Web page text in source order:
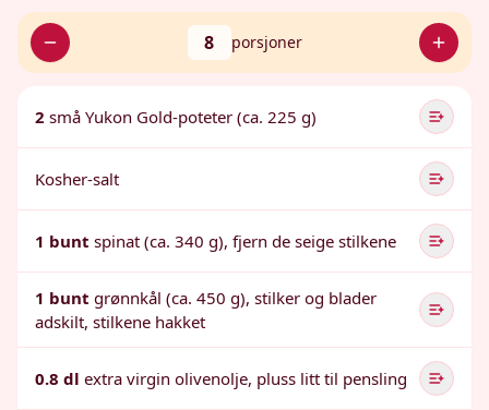
8 porsjoner
2 små Yukon Gold-poteter (ca. 225 g)
Kosher-salt
1 bunt spinat (ca. 340 g), fjern de seige stilkene
1 bunt grønnkål (ca. 450 g), stilker og blader
adskilt, stilkene hakket
0.8 dl extra virgin olivenolje, pluss litt til pensling